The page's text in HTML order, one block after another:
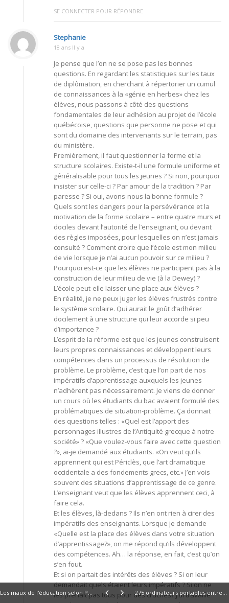
Les maux de l'éducation selon Parizeau 275 ordinateurs portables entrent chez les Servites
SE CONNECTER POUR RÉPONDRE
Stephanie
18 ans Il y a
Je pense que l’on ne se pose pas les bonnes
questions. En regardant les statistiques sur les taux
de diplômation, en cherchant à répertorier un cumul
de connaissances à la «génie en herbes» chez les
élèves, nous passons à côté des questions
fondamentales de leur adhésion au projet de l’école
québécoise, questions que personne ne pose et qui
sont du domaine des intervenants sur le terrain, pas
du ministère.
Premièrement, il faut questionner la forme et la
structure scolaires. Existe-t-il une formule uniforme et
généralisable pour tous les jeunes ? Si non, pourquoi
insister sur celle-ci ? Par amour de la tradition ? Par
paresse ? Si oui, avons-nous la bonne formule ?
Quels sont les dangers pour la persévérance et la
motivation de la forme scolaire – entre quatre murs et
dociles devant l’autorité de l’enseignant, ou devant
des règles imposées, pour lesquelles on n’est jamais
consulté ? Comment croire que l’école est mon milieu
de vie lorsque je n’ai aucun pouvoir sur ce milieu ?
Pourquoi est-ce que les élèves ne participent pas à la
construction de leur milieu de vie (à la Dewey) ?
L’école peut-elle laisser une place aux élèves ?
En réalité, je ne peux juger les élèves frustrés contre
le système scolaire. Qui aurait le goût d’adhérer
docilement à une structure qui leur accorde si peu
d’importance ?
L’esprit de la réforme est que les jeunes construisent
leurs propres connaissances et développent leurs
compétences dans un processus de résolution de
problème. Le problème, c’est que l’on part de nos
impératifs d’apprentissage auxquels les jeunes
n’adhèrent pas nécessairement. Je viens de donner
un cours où les étudiants du bac avaient formulé des
problématiques de situation-problème. Ça donnait
des questions telles : «Quel est l’apport des
personnages illustres de l’Antiquité grecque à notre
société» ? «Que voulez-vous faire avec cette question
?», ai-je demandé aux étudiants. «On veut qu’ils
apprennent qui est Périclès, que l’art dramatique
occidentale a des fondements grecs, etc.» J’en vois
souvent des situations d’apprentissage de ce genre.
L’enseignant veut que les élèves apprennent ceci, à
faire cela.
Et les élèves, là-dedans ? Ils n’en ont rien à cirer des
impératifs des enseignants. Lorsque je demande
«Quelle est la place des élèves dans votre situation
d’apprentissage?», on me répond qu’ils développent
des compétences. Ah… la réponse, en fait, c’est qu’on
s’en fout.
Et si on partait des intérêts des élèves ? Si on leur
demandait quels étaient leurs impératifs ? Si on ne
les prenait pas tous pour des cruches? J’ai travaillé